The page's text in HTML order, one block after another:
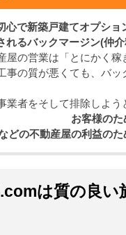
心で新築戸建てオプシ
れるバックマージン(仲
屋の営業は「とにかく
事の質が悪くても、バ
業者をそして排除しよう
お客様の
どの不動産屋の利益の
は質の良い